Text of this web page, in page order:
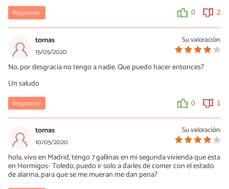
Responder 0 2
Su valoración:
tomas
15/05/2020
No, por desgracia no tengo a nadie. Que puedo hacer entonces?
Un saludo
Responder 0 1
Su valoración:
tomas
10/05/2020
hola, vivo en Madrid, tengo 7 gallinas en mi segunda vivienda que esta
en Hormigos- Toledo, puedo ir solo a darles de comer con el estado
de alarma, para que se me mueran me dan pena?